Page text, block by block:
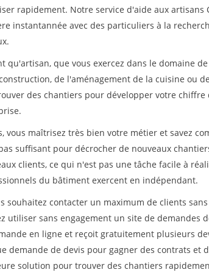
rapidement. Notre service d'aide aux
instantannée avec des particuliers à la
qu'artisan, que vous exercez dans le domaine
de l'aménagement de la cuisine ou
des chantiers pour développer votre
vous maîtrisez très bien votre métier et savez
suffisant pour décrocher de nouveaux
clients, ce qui n'est pas une tâche facile à
du bâtiment exercent en indépendant.
souhaitez contacter un maximum de clients
utiliser sans engagement un site de demandes
en ligne et reçoit gratuitement plusieurs
demande de devis pour gagner des contrats et
solution pour trouver des chantiers